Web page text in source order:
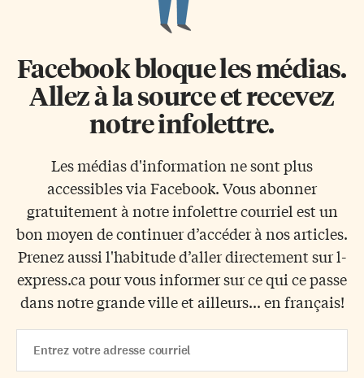
Facebook bloque les médias.
Allez à la source et recevez
notre infolettre.
Les médias d'information ne sont plus
accessibles via Facebook. Vous abonner
gratuitement à notre infolettre courriel est un
bon moyen de continuer d’accéder à nos articles.
Prenez aussi l'habitude d’aller directement sur l-
express.ca pour vous informer sur ce qui ce passe
dans notre grande ville et ailleurs... en français!
Address